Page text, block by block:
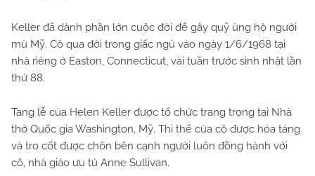
Keller đã dành phần lớn cuộc đời để gây quỹ ủng hộ người
mù Mỹ. Cô qua đời trong giấc ngủ vào ngày 1/6/1968 tại
nhà riêng ở Easton, Connecticut, vài tuần trước sinh nhật lần
thứ 88.
Tang lễ của Helen Keller được tổ chức trang trọng tại Nhà
thờ Quốc gia Washington, Mỹ. Thi thể của cô được hỏa táng
và tro cốt được chôn bên cạnh người luôn đồng hành với
cô, nhà giáo ưu tú Anne Sullivan.